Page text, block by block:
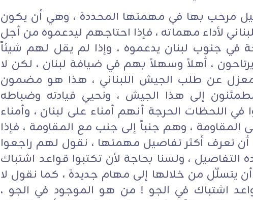
مرحب بها في مهمتها المحددة ، وهي أن يكون
لأداء مهماته ، فإذا احتاجهم ليدعموه من أجل
في جنوب لبنان يدعموه ، وإذا لم يقل لهم شيئاً
، أهلاً وسهلاً بهم في ضيافة لبنان ، لكن لا
عن طلب الجيش اللبناني ، هذا هو مضمون
، ونحن مطمئنون إلى هذا الجيش ، ونحيي قيادته وضباطه
في اللحظات الحرجة أنهم أمناء على لبنان ، وأمناء
المقاومة ، وهم جنباً إلى جنب مع المقاومة ، فإذا
أن تعرف أكثر تفاصيل مهمتها ، نقول لهم راجعوا
التفاصيل ، ولسنا بحاجة لأن تكتبوا قواعد اشتباك
يتسلّل من خلالها إلى مهام جديدة ، كما نقول لا
اشتباك في الجو ! من هو الموجود في الجو ،